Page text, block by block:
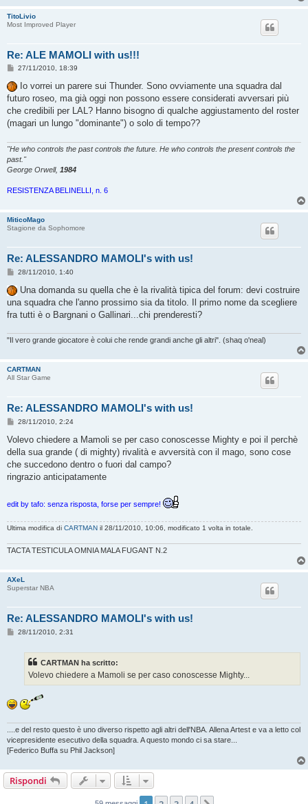
TitoLivio
Most Improved Player
Re: ALE MAMOLI with us!!!
M
s
s
a
g
i
27/11/2010, 18:39
Io vorrei un parere sui Thunder. Sono ovviamente una squadra dal
futuro roseo, ma già oggi non possono essere considerati avversari più
che credibili per LAL? Hanno bisogno di qualche aggiustamento del roster
(magari un lungo "dominante") o solo di tempo??
"He who controls the past controls the future. He who controls the present controls the
past."
George Orwell, 1984
RESISTENZA BELINELLI, n. 6
MiticoMago
Stagione da Sophomore
Re: ALESSANDRO MAMOLI's with us!
M
s
s
a
g
o
28/11/2010, 1:40
Una domanda su quella che è la rivalità tipica del forum: devi costruire
una squadra che l'anno prossimo sia da titolo. Il primo nome da scegliere
fra tutti è o Bargnani o Gallinari...chi prenderesti?
"Il vero grande giocatore è colui che rende grandi anche gli altri". (shaq o'neal)
CARTMAN
All Star Game
Re: ALESSANDRO MAMOLI's with us!
M
s
a
g
i
28/11/2010, 2:24
Volevo chiedere a Mamoli se per caso conoscesse Mighty e poi il perchè
della sua grande ( di mighty) rivalità e avversità con il mago, sono cose
che succedono dentro o fuori dal campo?
ringrazio anticipatamente
edit by tafo: senza risposta, forse per sempre!
Ultima modifica di CARTMAN il 28/11/2010, 10:06, modificato 1 volta in totale.
TACTA TESTICULA OMNIA MALA FUGANT N.2
AXeL
Superstar NBA
Re: ALESSANDRO MAMOLI's with us!
M28/11/2010, 2:31
CARTMAN ha scritto:
Volevo chiedere a Mamoli se per caso conoscesse Mighty...
....e del resto questo è uno diverso rispetto agli altri dell'NBA. Allena Artest e va a letto col
vicepresidente esecutivo della squadra. A questo mondo ci sa stare...
[Federico Buffa su Phil Jackson]
Rispondi